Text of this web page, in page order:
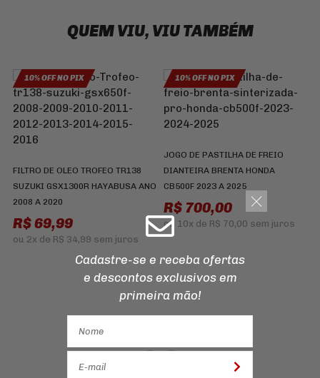
QUEM VIU, VIU TAMBÉM
10% OFF NO PIX
FILTRO DE OLEO TROFEO TR138
SUZUKI GSX1300R HAYABUSA ANO
2008 A 2020
R$ 69,99
ou 2x de R$ 34,99 sem juros
10% OFF NO PIX
JOGO DE PASTILHA DE FREIO
DIANTEIRA BRENTA HONDA
CB500F 2023 A 2025
R$ 700,00
ou 10x de R$ 70,00 sem juros
Cadastre-se e receba ofertas
e descontos exclusivos em
primeira mão!